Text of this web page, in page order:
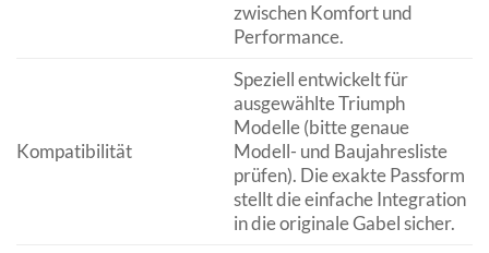
zwischen Komfort und
Performance.
Kompatibilität
Speziell entwickelt für
ausgewählte Triumph
Modelle (bitte genaue
Modell- und Baujahresliste
prüfen). Die exakte Passform
stellt die einfache Integration
in die originale Gabel sicher.